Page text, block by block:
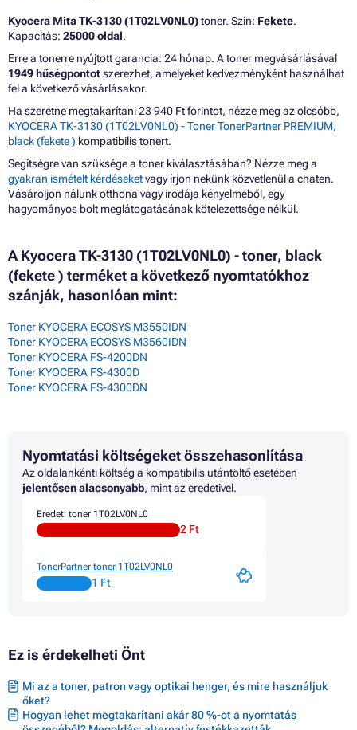
Kyocera Mita TK-3130 (1T02LV0NL0)toner. Szín: Fekete.
Kapacitás: 25000 oldal.
Erre a tonerre nyújtott garancia: 24 hónap. A toner megvásárlásával
1949 hűségpontotszerezhet, amelyeket kedvezményként használhat
fel a következő vásárlásakor.
Ha szeretne megtakarítani 23 940 Ft forintot, nézze meg az olcsóbb,
KYOCERA TK-3130 (1T02LV0NL0) - Toner TonerPartner PREMIUM,
black (fekete ) kompatibilis tonert.
Segítségre van szüksége a toner kiválasztásában? Nézze meg a
gyakran ismételt kérdéseketvagy írjon nekünk közvetlenül a chaten.
Vásároljon nálunk otthona vagy irodája kényelméből, egy
hagyományos bolt meglátogatásának kötelezettsége nélkül.
A Kyocera TK-3130 (1T02LV0NL0) - toner, black
(fekete ) terméket a következő nyomtatókhoz
szánják, hasonlóan mint:
Toner KYOCERA ECOSYS M3550IDN
Toner KYOCERA ECOSYS M3560IDN
Toner KYOCERA FS-4200DN
Toner KYOCERA FS-4300D
Toner KYOCERA FS-4300DN
Nyomtatási költségeket összehasonlítása
Az oldalankénti költség a kompatibilis utántöltő esetében
jelentősen alacsonyabb, mint az eredetivel.
Eredeti toner 1T02LV0NL0
2 Ft
TonerPartner toner 1T02LV0NL0
1 Ft
Ez is érdekelheti Önt
Mi az a toner, patron vagy optikai henger, és mire használjuk
őket?
Hogyan lehet megtakarítani akár 80 %-ot a nyomtatás